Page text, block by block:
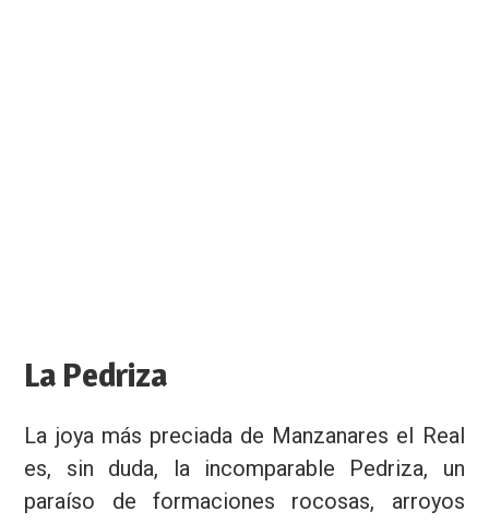
La Pedriza
La joya más preciada de Manzanares el Real
es, sin duda, la incomparable Pedriza, un
paraíso de formaciones rocosas, arroyos